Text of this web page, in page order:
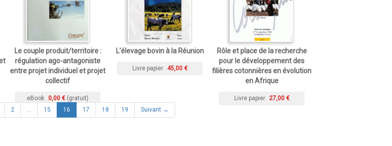
Le couple produit/territoire :
régulation ago-antagoniste
entre projet individuel et projet
collectif
eBook 0,00 € (gratuit)
L'élevage bovin à la Réunion
Livre papier 45,00 €
Rôle et place de la recherche
pour le développement des
filières cotonnières en évolution
en Afrique
Livre papier
27,00 €
2 15 16 (current)
17 18 19 Suivant →